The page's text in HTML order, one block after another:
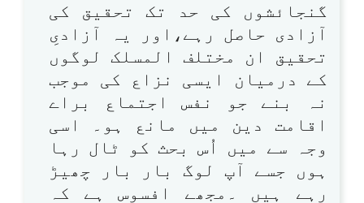
گنجائشوں کی حد تک تحقیق کی
آزادی حاصل رہے،اور یہ آزادیِ
تحقیق ان مختلف المسلک لوگوں
کے درمیان ایسی نزاع کی موجب
نہ بنے جو نفس اجتماع براے
اقامت دین میں مانع ہو۔ اسی
وجہ سے میں اُس بحث کو ٹال رہا
ہوں جسے آپ لوگ بار بار چھیڑ
رہے ہیں ۔مجھے افسوس ہے کہ